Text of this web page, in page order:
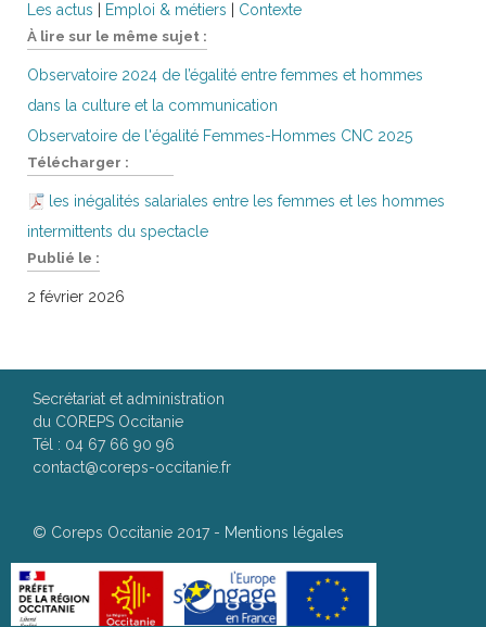
Les actus Emploi & métiers
Contexte
À lire sur le même sujet :
Observatoire 2024 de l’égalité entre femmes et hommes
dans la culture et la communication
Observatoire de l'égalité Femmes-Hommes CNC 2025
Télécharger :
les inégalités salariales entre les femmes et les hommes
intermittents du spectacle
Publié le :
2 février 2026
Secrétariat et administration
du COREPS Occitanie
Tél : 04 67 66 90 96
contact@coreps-occitanie.fr
© Coreps Occitanie 2017- Mentions légales